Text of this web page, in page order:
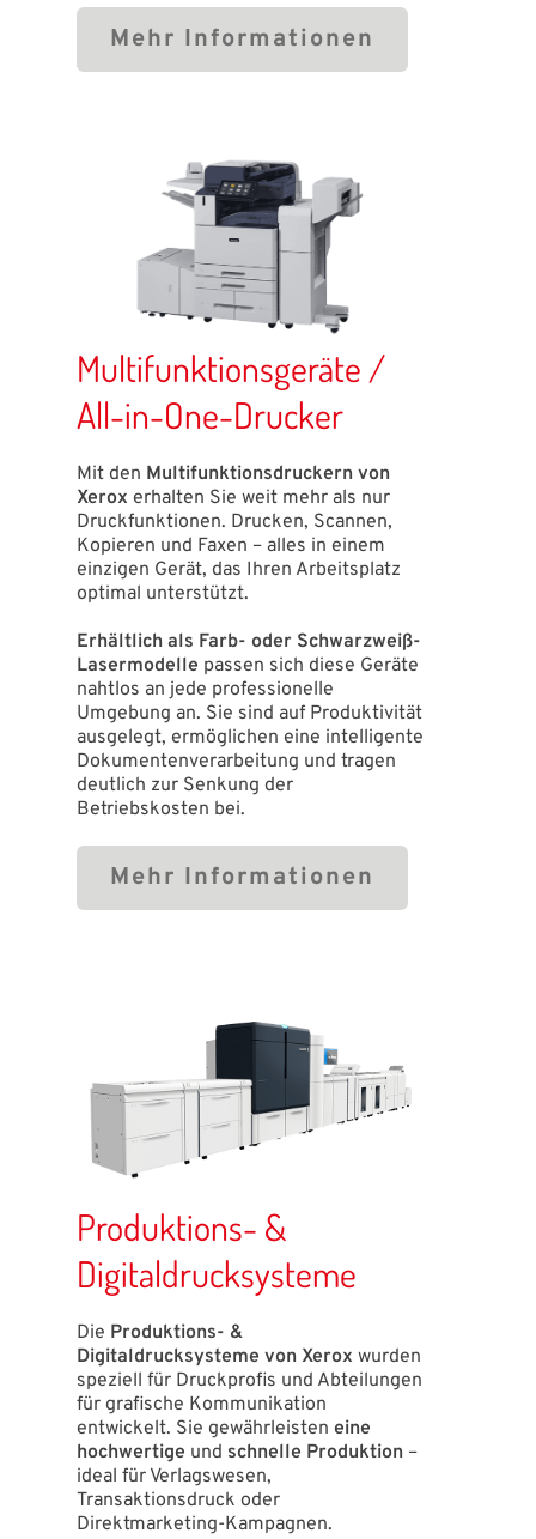
Mehr Informationen
Multifunktionsgeräte /
All-in-One-Drucker
Mit den Multifunktionsdruckern von
Xerox erhalten Sie weit mehr als nur
Druckfunktionen. Drucken, Scannen,
Kopieren und Faxen – alles in einem
einzigen Gerät, das Ihren Arbeitsplatz
optimal unterstützt.
Erhältlich als Farb- oder Schwarzweiß-
Lasermodelle passen sich diese Geräte
nahtlos an jede professionelle
Umgebung an. Sie sind auf Produktivität
ausgelegt, ermöglichen eine intelligente
Dokumentenverarbeitung und tragen
deutlich zur Senkung der
Betriebskosten bei.
Mehr Informationen
Produktions- &
Digitaldrucksysteme
Die Produktions- &
Digitaldrucksysteme von Xerox wurden
speziell für Druckprofis und Abteilungen
für grafische Kommunikation
entwickelt. Sie gewährleisten eine
hochwertige und schnelle Produktion –
ideal für Verlagswesen,
Transaktionsdruck oder
Direktmarketing-Kampagnen.